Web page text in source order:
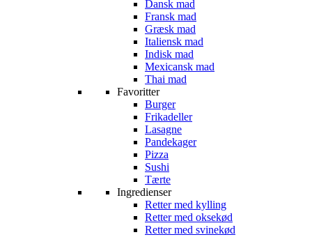
Dansk mad
Fransk mad
Græsk mad
Italiensk mad
Indisk mad
Mexicansk mad
Thai mad
Favoritter
Burger
Frikadeller
Lasagne
Pandekager
Pizza
Sushi
Tærte
Ingredienser
Retter med kylling
Retter med oksekød
Retter med svinekød